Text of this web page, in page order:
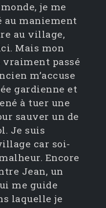
je me
au maniement
au village,
Mais mon
vraiment passé
m’accuse
gardienne et
à tuer une
sauver un de
Je suis
car soi-
Encore
Jean, un
me guide
laquelle je